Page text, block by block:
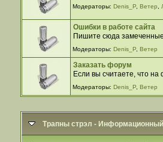
Модераторы:Denis_P ,Ветер
Ошибки в работе сайта
Пишите сюда замеченные
Модераторы:Denis_P ,Ветер
Заказать форум
Если вы считаете, что
Модераторы:Denis_P ,Ветер
Трапны стрэл -